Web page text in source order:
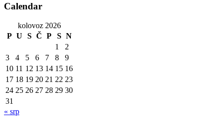
Calendar
kolovoz 2026
P U S Č P S N
1
2
3
4 5 6 7 8
9
10 11 12 13 14 15 16
17 18 19 20 21 22 23
24 25 26 27 28 29 30
31
« srp